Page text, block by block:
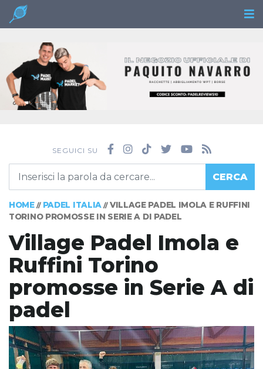
SEGUICI SU
CERCA
HOME// PADEL ITALIA // VILLAGE PADEL IMOLA E RUFFINI
TORINO PROMOSSE IN SERIE A DI PADEL
Village Padel Imola e
Ruffini Torino
promosse in Serie A di
padel